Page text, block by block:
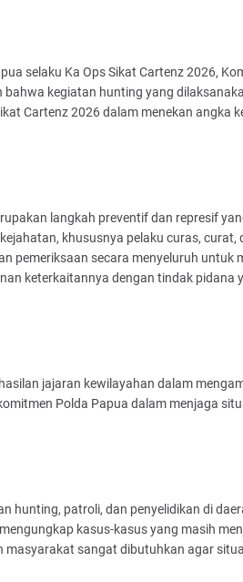
selaku Ka Ops Sikat Cartenz 2026,
bahwa kegiatan hunting yang
Cartenz 2026 dalam menekan angka
langkah preventif dan represif
khususnya pelaku curas, curat,
pemeriksaan secara menyeluruh untuk
keterkaitannya dengan tindak pidana
jajaran kewilayahan dalam
Polda Papua dalam menjaga
hunting, patroli, dan penyelidikan di
kasus-kasus yang masih
masyarakat sangat dibutuhkan agar